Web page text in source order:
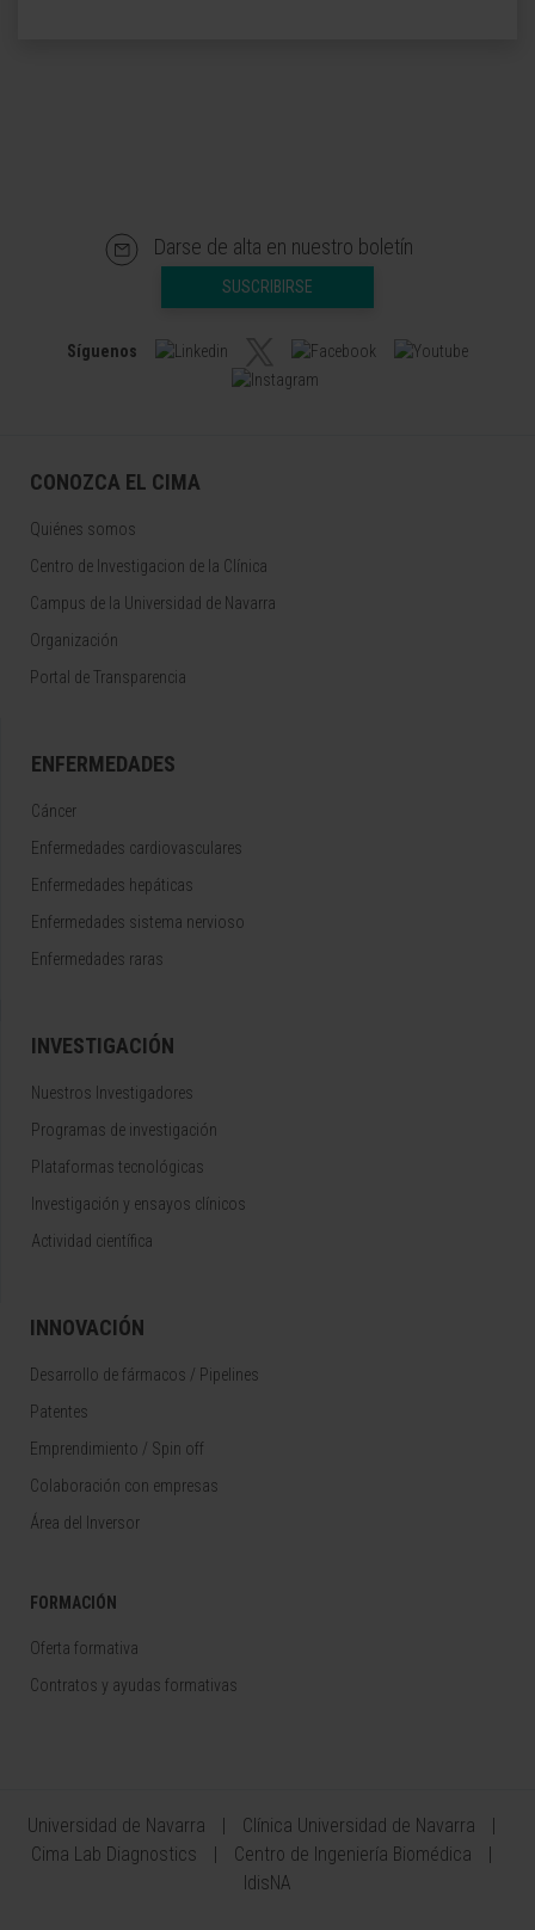
Darse de alta en nuestro boletín
SUSCRIBIRSE
Síguenos
CONOZCA EL CIMA
Quiénes somos
Centro de Investigacion de la Clínica
Campus de la Universidad de Navarra
Organización
Portal de Transparencia
ENFERMEDADES
Cáncer
Enfermedades cardiovasculares
Enfermedades hepáticas
Enfermedades sistema nervioso
Enfermedades raras
INVESTIGACIÓN
Nuestros Investigadores
Programas de investigación
Plataformas tecnológicas
Investigación y ensayos clínicos
Actividad científica
INNOVACIÓN
Desarrollo de fármacos / Pipelines
Patentes
Emprendimiento / Spin off
Colaboración con empresas
Área del Inversor
FORMACIÓN
Oferta formativa
Contratos y ayudas formativas
Universidad de Navarra
Clínica Universidad de Navarra
Cima Lab Diagnostics
Centro de Ingeniería Biomédica
IdisNA